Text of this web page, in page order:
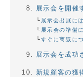
展示会を開催
展示会出展に
展示会の準備
すぐに商談に
展示会を成功
新規顧客の獲